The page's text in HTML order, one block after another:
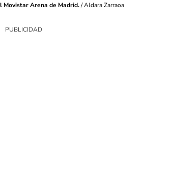
Movistar Arena de Madrid./Aldara Zarraoa